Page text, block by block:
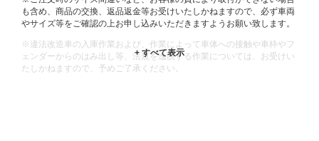
も含め、商品の交換、返品返金等お受けいたしかねますので、必ず車両
やサイズ等をご確認の上お申し込みいただきますようお願い致します。
※違法改造車の入庫作業および、作業によって車体への接触や車枠やフ
ェンダーからのはみ出し等、法規を逸脱する作業については、お受けい
たしかねますので、予めご了承ください。